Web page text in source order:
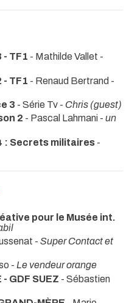
- TF1 - Mathilde Vallet -
- TF1 - Renaud Bertrand -
3 - Série Tv - Chris (guest)
2 - Pascal Lahmani - un
: Secrets militaires -
pour le Musée int.
- Super Contact et
- Le vendeur orange
- GDF SUEZ - Sébastien